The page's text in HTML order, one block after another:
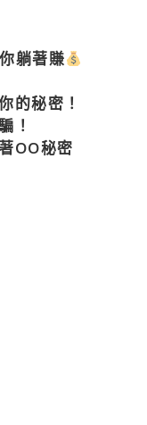
躺著賺
的秘密！
！
OO秘密